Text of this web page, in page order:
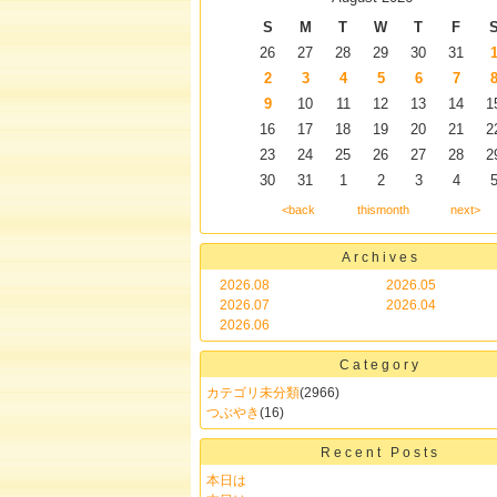
S
M T W T F
S
26
27 28 29 30 31
1
2
3 4 5 6 7
8
9
10 11 12 13 14
16
17 18 19 20 21
23
24 25 26 27 28
30
31 1 2 3 4 5
<back thismonth next>
Archives
2026.08
2026.07
2026.06
2026.05
2026.04
Category
カテゴリ未分類(2966)
つぶやき(16)
Recent Posts
本日は